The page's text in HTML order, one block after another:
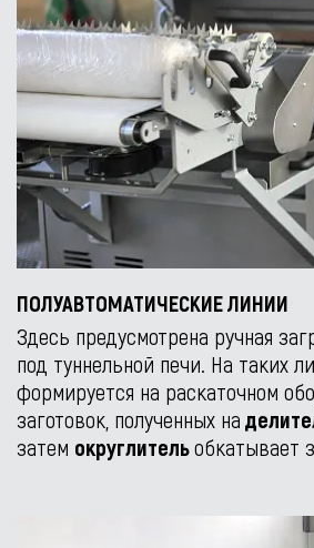
ПОЛУАВТОМАТИЧЕСКИЕ ЛИНИИ
Здесь предусмотрена ручная
под туннельной печи. На таких
формируется на раскаточном
заготовок, полученных на
затем округлительобкатывает